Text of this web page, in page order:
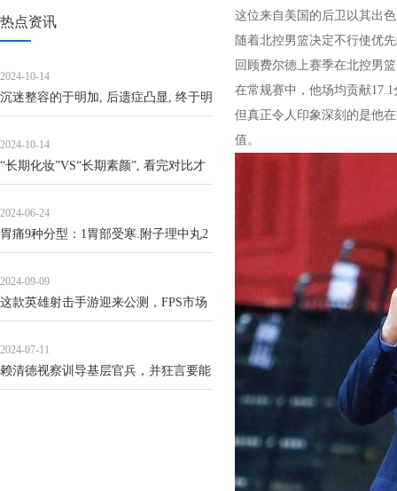
热点资讯
2024-10-14
沉迷整容的于明加, 后遗症凸显, 终于明
2024-10-14
“长期化妆”VS“长期素颜”, 看完对比才
2024-06-24
胃痛9种分型：1胃部受寒.附子理中丸2
4肝
2024-09-09
这款英雄射击手游迎来公测，FPS市场
2024-07-11
赖清德视察训导基层官兵，并狂言要能
这位来自美国的后卫以其出
随着北控男篮决定不行使优
回顾费尔德上赛季在北控男
在常规赛中，他场均贡献
但真正令人印象深刻的是他
值。